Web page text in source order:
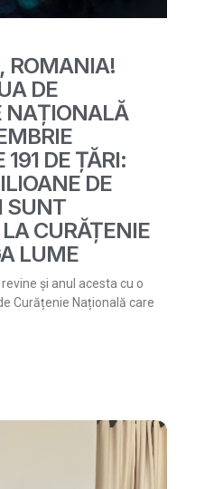
ROMANIA!
DE
NAȚIONALĂ
DE ȚĂRI:
DE
SUNT
CURĂȚENIE
LUME
revine și anul acesta cu o
Curățenie Națională care